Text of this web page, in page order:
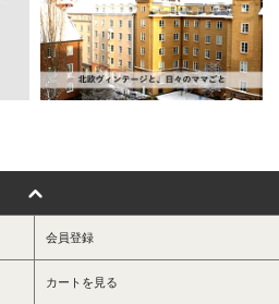
会員登録
カートを見る